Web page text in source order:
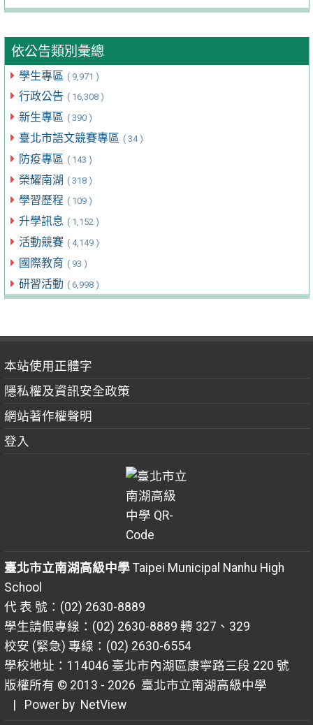
依公告類別彙總
學生專區 ( 9,971 )
行政公告 ( 16,308 )
新生專區 ( 390 )
臺北市語文競賽專區 ( 34 )
防疫專區 ( 143 )
榮耀南湖 ( 318 )
學習歷程 ( 109 )
升學訊息 ( 1,152 )
活動競賽 ( 4,149 )
國際教育 ( 93 )
研習活動 ( 6,998 )
本站使用正體字
隱私權及資訊安全政策
網站著作權聲明
登入
臺北市立南湖高級中學Taipei Municipal Nanhu High
School
代 表 號：(02) 2630-8889
學生請假專線：(02) 2630-8889 轉 327、329
校安 (緊急) 專線：(02) 2630-6554
學校地址：114046 臺北市內湖區康寧路三段 220 號
版權所有 © 2013 - 2026 臺北市立南湖高級中學
| Power by NetView